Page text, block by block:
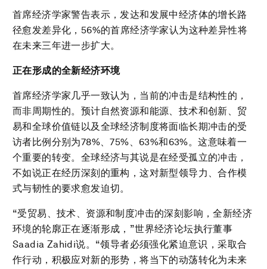
首席经济学家警告表示，发达和发展中经济体的增长路
径愈发差异化，56%的首席经济学家认为这种差异性将
在未来三年进一步扩大。
正在形成的全新经济环境
首席经济学家几乎一致认为，当前的冲击是结构性的，
而非周期性的。预计自然资源和能源、技术和创新、贸
易和全球价值链以及全球经济制度将面临长期冲击的受
访者比例分别为78%、75%、63%和63%。这意味着一
个重要的转变。全球经济与其说是在经受孤立的冲击，
不如说正在经历深刻的重构，这对新型领导力、合作模
式与韧性的要求愈发迫切。
“受贸易、技术、资源和制度冲击的深刻影响，全新经济
环境的轮廓正在逐渐形成，”世界经济论坛执行董事
Saadia Zahidi说。“领导者必须强化紧迫意识，采取合
作行动，积极应对新的形势，将当下的动荡转化为未来